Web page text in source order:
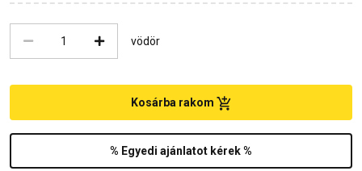
vödör
% Egyedi ajánlatot kérek %
Kosárba rakom